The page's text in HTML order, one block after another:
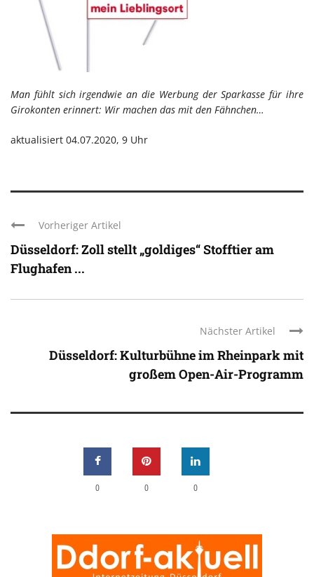
Man fühlt sich irgendwie an die Werbung der Sparkasse für ihre
Girokonten erinnert: Wir machen das mit den Fähnchen…
aktualisiert 04.07.2020, 9 Uhr
Vorheriger Artikel
Düsseldorf: Zoll stellt „goldiges“ Stofftier am
Flughafen ...
Nächster Artikel
Düsseldorf: Kulturbühne im Rheinpark mit
großem Open-Air-Programm
0 0 0